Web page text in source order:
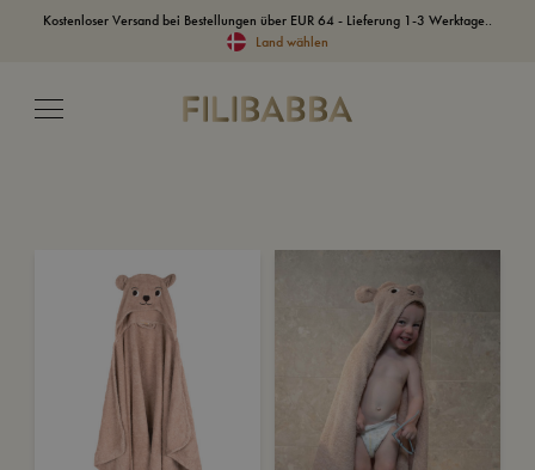
Kostenloser Versand bei Bestellungen über EUR 64 - Lieferung 1-3 Werktage..
Land wählen